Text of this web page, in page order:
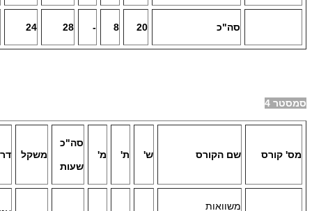
סה"כ 20
8
-
28
24
סמסטר 4
מס' קורס שם הקורס ש' ת' מ'
סה"כ
שעות
משקל
משוואות